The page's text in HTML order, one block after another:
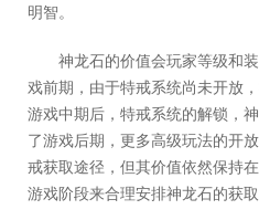
明智。
神龙石的价值会玩家等级和
戏前期，由于特戒系统尚未开放
游戏中期后，特戒系统的解锁，
了游戏后期，更多高级玩法的开
戒获取途径，但其价值依然保持
游戏阶段来合理安排神龙石的获取